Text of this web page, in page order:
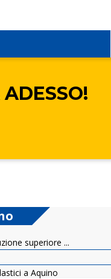
superiore ...
a Aquino